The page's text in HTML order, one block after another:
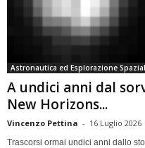
Astronautica ed Esplorazione
A undici anni dal
New Horizons...
Vincenzo Pettina - 16 Luglio 2026
Trascorsi ormai undici anni dallo